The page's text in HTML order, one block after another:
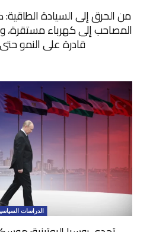
من الحرق إلى السيادة
المصاحب إلى كهرباء مستقرة،
قادرة على النمو حتى
الدراسات